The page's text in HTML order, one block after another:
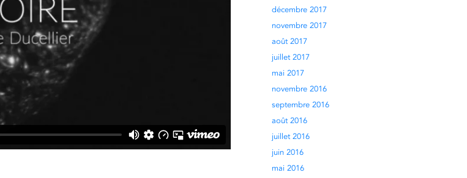
décembre 2017
novembre 2017
août 2017
juillet 2017
mai 2017
novembre 2016
septembre 2016
août 2016
juillet 2016
juin 2016
mai 2016